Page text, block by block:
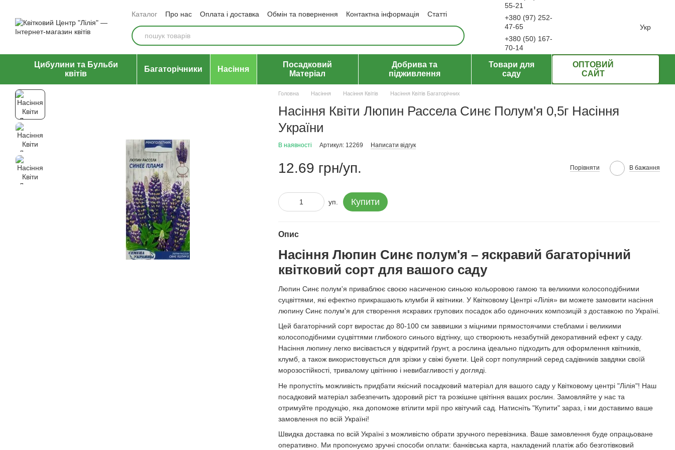
Каталог Про нас Оплата і доставка Обмін та повернення Контактна інформація
Статті
Відгуки про магазин
Угода користувача Політика конфіденційності Договір публічної оферти
55-21
+380 (97) 252-
47-65
+380 (50) 167-
70-14
Укр
Цибулини та Бульби
квітів
Багаторічники Насіння
Посадковий
Матеріал
Добрива та
підживлення
Товари для
саду
ОПТОВИЙ
САЙТ
Головна Насіння Насіння Квітів Насіння Квітів Багаторічних
Насіння Квіти Люпин Рассела Синє Полум'я 0,5г Насіння
України
В наявності Артикул: 12269 Написати відгук
12.69 грн/уп. Порівняти В бажання
уп. Купити
Опис
Насіння Люпин Синє полум'я – яскравий багаторічний
квітковий сорт для вашого саду
Люпин Синє полум'я приваблює своєю насиченою синьою кольоровою гамою та великими колосоподібними
суцвіттями, які ефектно прикрашають клумби й квітники. У Квітковому Центрі «Лілія» ви можете замовити насіння
люпину Синє полум'я для створення яскравих групових посадок або одиночних композицій з доставкою по Україні.
Цей багаторічний сорт виростає до 80-100 см заввишки з міцними прямостоячими стеблами і великими
колосоподібними суцвіттями глибокого синього відтінку, що створюють незабутній декоративний ефект у саду.
Насіння люпину легко висівається у відкритий ґрунт, а рослина ідеально підходить для оформлення квітників,
клумб, а також використовується для зрізки у свіжі букети. Цей сорт популярний серед садівників завдяки своїй
морозостійкості, тривалому цвітінню і невибагливості у догляді.
Не пропустіть можливість придбати якісний посадковий матеріал для вашого саду у Квітковому центрі "Лілія"! Наш
посадковий матеріал забезпечить здоровий ріст та розкішне цвітіння ваших рослин. Замовляйте у нас та
отримуйте продукцію, яка допоможе втілити мрії про квітучий сад. Натисніть "Купити" зараз, і ми доставимо ваше
замовлення по всій Україні!
Швидка доставка по всій Україні з можливістю обрати зручного перевізника. Ваше замовлення буде опрацьоване
оперативно. Ми пропонуємо зручні способи оплати: банківська карта, накладений платіж або безготівковий